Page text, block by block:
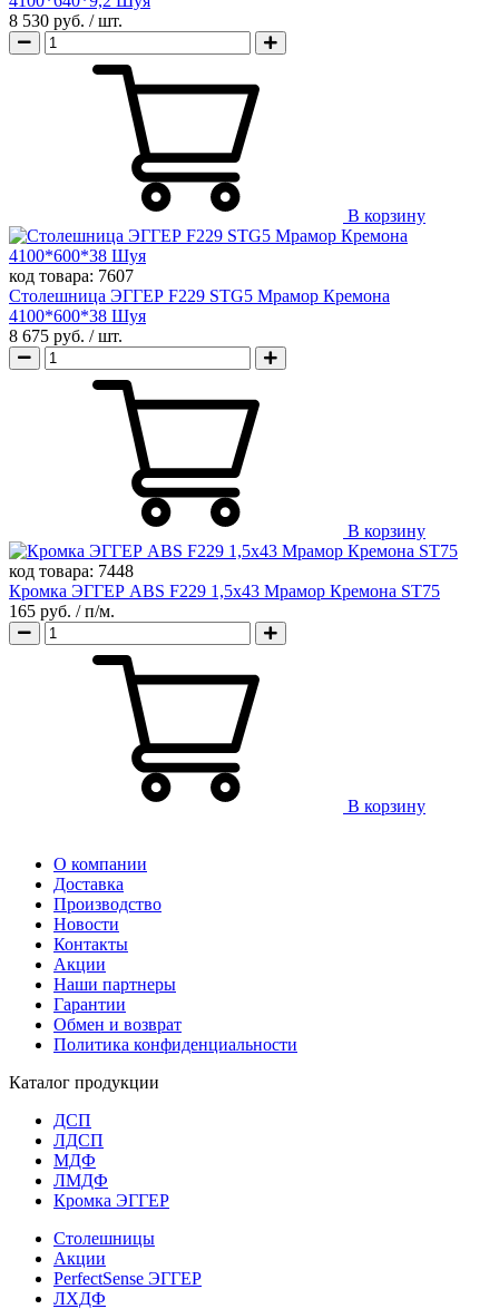
8 530 руб. / шт.
В корзину
код товара: 7607
Столешница ЭГГЕР F229 STG5 Мрамор Кремона
4100*600*38 Шуя
8 675 руб. / шт.
В корзину
код товара: 7448
Кромка ЭГГЕР ABS F229 1,5х43 Мрамор Кремона ST75
165 руб. / п/м.
В корзину
О компании
Доставка
Производство
Новости
Контакты
Акции
Наши партнеры
Гарантии
Обмен и возврат
Политика конфиденциальности
Каталог продукции
ДСП
ЛДСП
МДФ
ЛМДФ
Кромка ЭГГЕР
Столешницы
Акции
PerfectSense ЭГГЕР
ЛХДФ